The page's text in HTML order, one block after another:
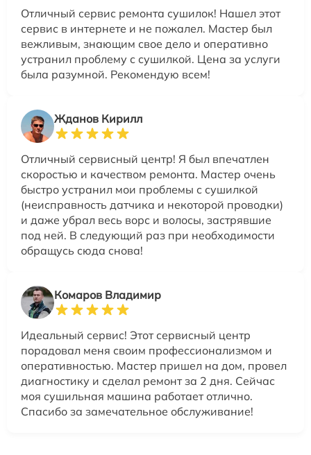
Отличный сервис ремонта сушилок! Нашел этот
сервис в интернете и не пожалел. Мастер был
вежливым, знающим свое дело и оперативно
устранил проблему с сушилкой. Цена за услуги
была разумной. Рекомендую всем!
Жданов Кирилл
Отличный сервисный центр! Я был впечатлен
скоростью и качеством ремонта. Мастер очень
быстро устранил мои проблемы с сушилкой
(неисправность датчика и некоторой проводки)
и даже убрал весь ворс и волосы, застрявшие
под ней. В следующий раз при необходимости
обращусь сюда снова!
Комаров Владимир
Идеальный сервис! Этот сервисный центр
порадовал меня своим профессионализмом и
оперативностью. Мастер пришел на дом, провел
диагностику и сделал ремонт за 2 дня. Сейчас
моя сушильная машина работает отлично.
Спасибо за замечательное обслуживание!